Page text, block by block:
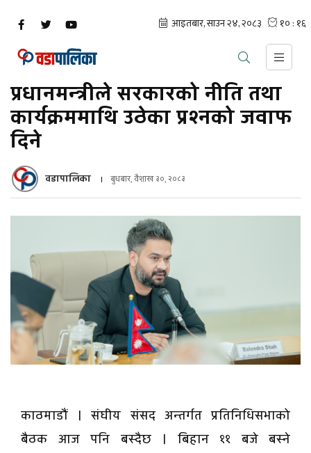
प्रधानमन्त्रीले सरकारको नीति तथा
कार्यक्रममाथि उठेका प्रश्नको जवाफ
दिने
वडापालिका बुधबार, वैशाख ३०, २०८३
काठमाडौं । संघीय संसद अन्तर्गत प्रतिनिधिसभाको
बैठक आज पनि बस्दैछ । बिहान ११ बजे बस्ने